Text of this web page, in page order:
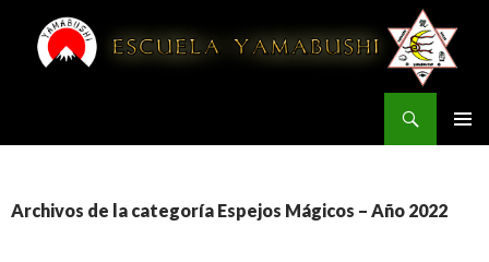
Archivos de la categoría Espejos Mágicos – Año 2022